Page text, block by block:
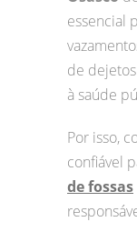
essencial
de
à saúde
Por isso,
confiável
de fossas